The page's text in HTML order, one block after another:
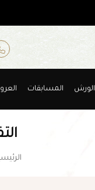
الورش المسابقات